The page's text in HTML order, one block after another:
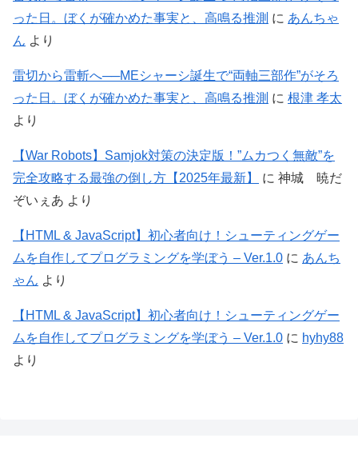
った日。ぼくが確かめた事実と、高鳴る推測 に あんちゃ
ん より
雷切から雷斬へ──MEシャーシ誕生で“両軸三部作”がそろ
った日。ぼくが確かめた事実と、高鳴る推測 に 根津 孝太
より
【War Robots】Samjok対策の決定版！”ムカつく無敵”を
完全攻略する最強の倒し方【2025年最新】
に 神城 暁だ
ぞいぇあ より
【HTML & JavaScript】初心者向け！シューティングゲー
ムを自作してプログラミングを学ぼう – Ver.1.0 に あんち
ゃん より
【HTML & JavaScript】初心者向け！シューティングゲー
ムを自作してプログラミングを学ぼう – Ver.1.0 に hyhy88
より